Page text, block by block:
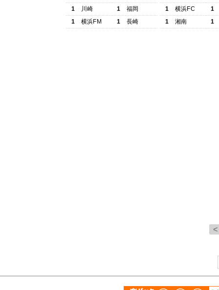
1
川崎 1
福岡
1
横浜FM 1 長崎
1
横浜FC
1
1
湘南 1